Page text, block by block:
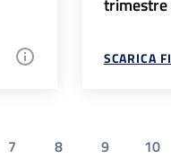
SCARICA
7 8 9 10